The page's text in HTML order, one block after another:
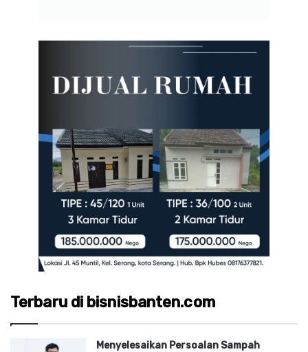
Terbaru di bisnisbanten.com
Menyelesaikan Persoalan Sampah